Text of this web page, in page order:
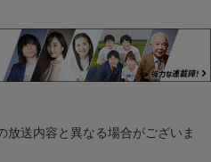
放送内容と異なる場合がございま